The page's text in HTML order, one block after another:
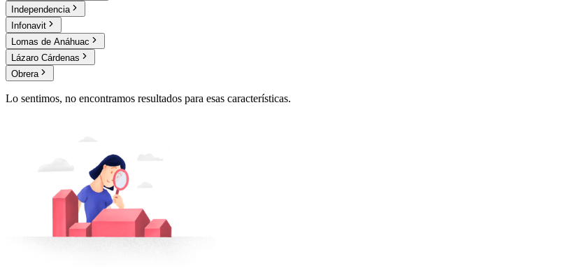
Independencia
Infonavit
Lomas de Anáhuac
Lázaro Cárdenas
Obrera
Lo sentimos, no encontramos resultados para esas características.